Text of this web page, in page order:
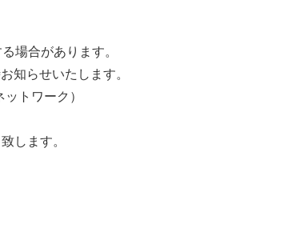
合があります。
らせいたします。
トワーク）
します。